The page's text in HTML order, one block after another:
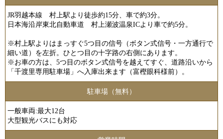
JR羽越本線 村上駅より徒歩約15分、車で約3分。
日本海沿岸東北自動車道 村上瀬波温泉ICより車で約5分。
※村上駅よりはまっすぐ5つ目の信号（ボタン式信号・一方通行で
細い道）を左折。ひとつ目の十字路の右側にあります。
※お車の方は、5つ目のボタン式信号を越えてすぐ、道路沿いから
「千渡里専用駐車場」へ入庫出来ます（富樫眼科様前）。
駐車場（無料）
一般車両:最大12台
大型観光バスにも対応